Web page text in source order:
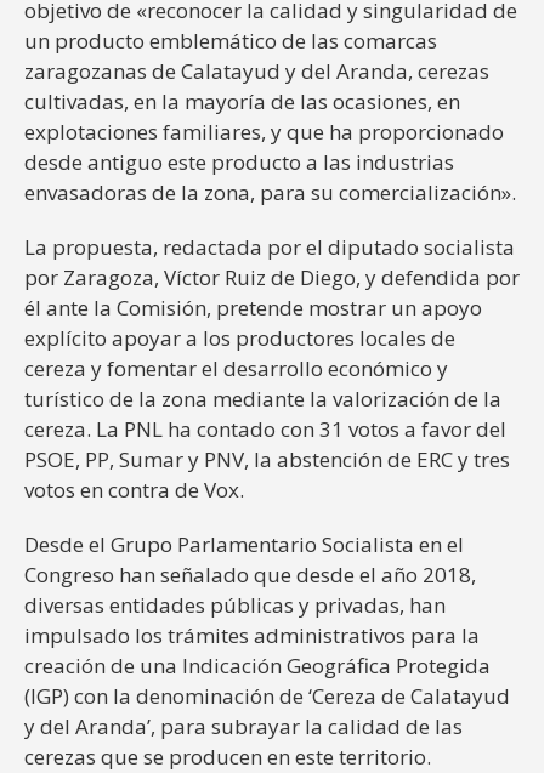
objetivo de «reconocer la calidad y singularidad de
un producto emblemático de las comarcas
zaragozanas de Calatayud y del Aranda, cerezas
cultivadas, en la mayoría de las ocasiones, en
explotaciones familiares, y que ha proporcionado
desde antiguo este producto a las industrias
envasadoras de la zona, para su comercialización».
La propuesta, redactada por el diputado socialista
por Zaragoza, Víctor Ruiz de Diego, y defendida por
él ante la Comisión, pretende mostrar un apoyo
explícito apoyar a los productores locales de
cereza y fomentar el desarrollo económico y
turístico de la zona mediante la valorización de la
cereza. La PNL ha contado con 31 votos a favor del
PSOE, PP, Sumar y PNV, la abstención de ERC y tres
votos en contra de Vox.
Desde el Grupo Parlamentario Socialista en el
Congreso han señalado que desde el año 2018,
diversas entidades públicas y privadas, han
impulsado los trámites administrativos para la
creación de una Indicación Geográfica Protegida
(IGP) con la denominación de ‘Cereza de Calatayud
y del Aranda’, para subrayar la calidad de las
cerezas que se producen en este territorio.